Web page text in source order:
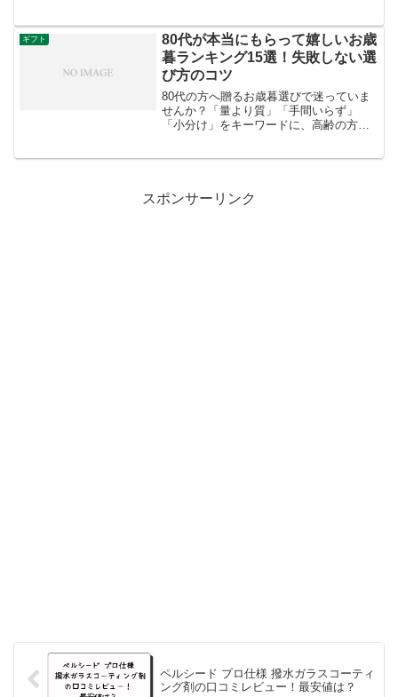
す。ジブリパークの混雑状況はどうな
の？ジブリパークは日時指定...
ギフト
80代が本当にもらって嬉しいお歳
暮ランキング15選！失敗しない選
び方のコツ
80代の方へ贈るお歳暮選びで迷っていま
せんか？「量より質」「手間いらず」
「小分け」をキーワードに、高齢の方に
スポンサーリンク
ペルシード プロ仕様 撥水ガラスコーティ
ング剤の口コミレビュー！最安値は？